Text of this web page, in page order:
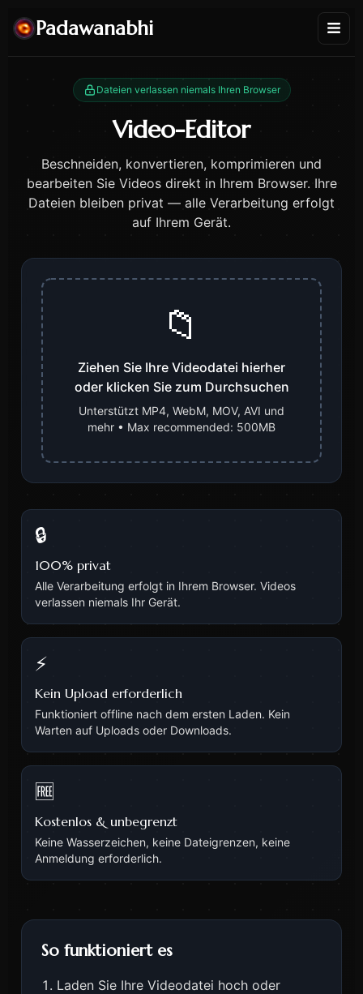
Padawanabhi
Dateien verlassen niemals Ihren Browser
Video-Editor
Beschneiden, konvertieren, komprimieren und
bearbeiten Sie Videos direkt in Ihrem Browser. Ihre
Dateien bleiben privat — alle Verarbeitung erfolgt
auf Ihrem Gerät.
📁
Ziehen Sie Ihre Videodatei hierher
oder klicken Sie zum Durchsuchen
Unterstützt MP4, WebM, MOV, AVI und
mehr • Max recommended: 500MB
🔒
100% privat
Alle Verarbeitung erfolgt in Ihrem Browser. Videos
verlassen niemals Ihr Gerät.
⚡
Kein Upload erforderlich
Funktioniert offline nach dem ersten Laden. Kein
Warten auf Uploads oder Downloads.
🆓
Kostenlos & unbegrenzt
Keine Wasserzeichen, keine Dateigrenzen, keine
Anmeldung erforderlich.
So funktioniert es
Laden Sie Ihre Videodatei hoch oder